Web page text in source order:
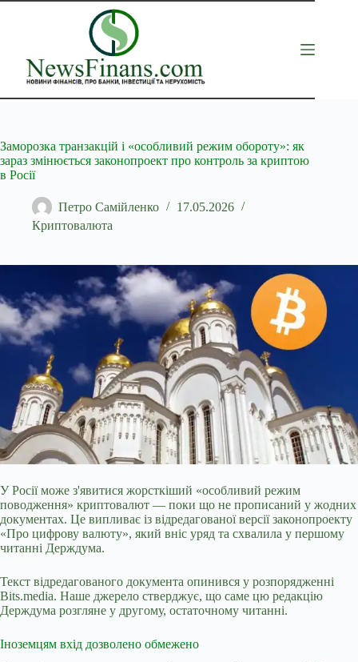
Перейти
Заморозка транзакцій і «особливий режим обороту»: як
зараз змінюється законопроект про контроль за криптою
в Росії
Петро Самійленко
17.05.2026
Криптовалюта
У Росії може з'явитися жорсткіший «особливий режим
поводження» криптовалют — поки що не прописаний у жодних
документах. Це випливає із відредагованої версії законопроекту
«Про цифрову валюту», який вніс уряд та схвалила у першому
читанні Держдума.
Текст відредагованого документа опинився у розпорядженні
Bits.media. Наше джерело стверджує, що саме цю редакцію
Держдума розгляне у другому, остаточному читанні.
Іноземцям вхід дозволено обмежено